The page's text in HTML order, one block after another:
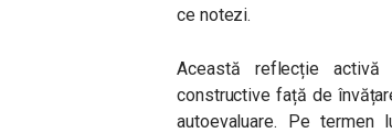
ce notezi.
Această reflecție activă
constructive față de
autoevaluare. Pe termen